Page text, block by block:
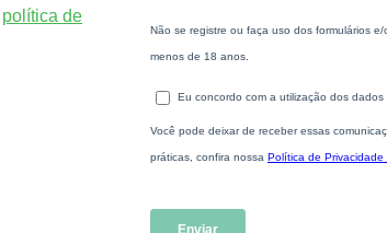
política de